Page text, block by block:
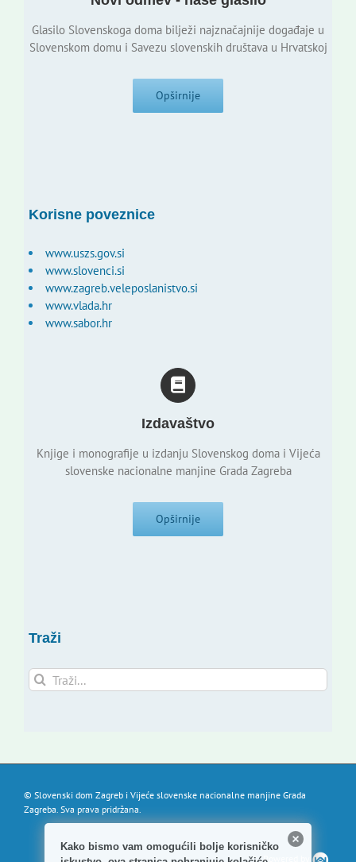
Glasilo Slovenskoga doma bilježi najznačajnije događaje u
Slovenskom domu i Savezu slovenskih društava u Hrvatskoj
Opširnije
Korisne poveznice
www.uszs.gov.si
www.slovenci.si
www.zagreb.veleposlanistvo.si
www.vlada.hr
www.sabor.hr
Izdavaštvo
Knjige i monografije u izdanju Slovenskog doma i Vijeća
slovenske nacionalne manjine Grada Zagreba
Opširnije
Traži
Traži...
© Slovenski dom Zagreb i Vijeće slovenske nacionalne manjine Grada
Zagreba. Sva prava pridržana.
Powered by
Kako bismo vam omogućili bolje korisničko